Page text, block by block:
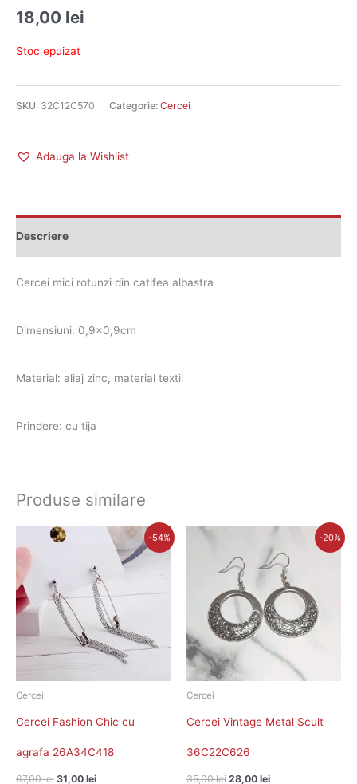
18,00 lei
Stoc epuizat
SKU: 32C12C570 Categorie: Cercei
Adauga la Wishlist
Descriere
Cercei mici rotunzi din catifea albastra
Dimensiuni: 0,9×0,9cm
Material: aliaj zinc, material textil
Prindere: cu tija
Produse similare
-54%
Cercei
Cercei Fashion Chic cu
agrafa 26A34C418
67,00lei
Prețul
inițial
67,00 lei.
31,00 lei
Prețul
curent
este:
31,00 lei.
-20%
Cercei
Cercei Vintage Metal Scult
36C22C626
35,00lei
a
fost:
35,00 lei.
28,00 lei
Prețul
este:
28,00 lei.